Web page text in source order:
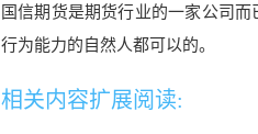
国信期货是期货行业的一家公司而
行为能力的自然人都可以的。
相关内容扩展阅读: